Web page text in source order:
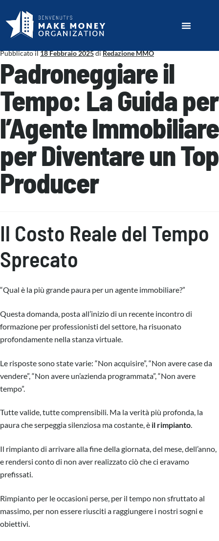
Pubblicato il18 Febbraio 2025diRedazione MMO
Padroneggiare il
Tempo: La Guida per
l’Agente Immobiliare
per Diventare un Top
Producer
Il Costo Reale del Tempo
Sprecato
“Qual è la più grande paura per un agente immobiliare?”
Questa domanda, posta all’inizio di un recente incontro di
formazione per professionisti del settore, ha risuonato
profondamente nella stanza virtuale.
Le risposte sono state varie: “Non acquisire”, “Non avere case da
vendere”, “Non avere un’azienda programmata”, “Non avere
tempo”.
Tutte valide, tutte comprensibili. Ma la verità più profonda, la
paura che serpeggia silenziosa ma costante, è il rimpianto.
Il rimpianto di arrivare alla fine della giornata, del mese, dell’anno,
e rendersi conto di non aver realizzato ciò che ci eravamo
prefissati.
Rimpianto per le occasioni perse, per il tempo non sfruttato al
massimo, per non essere riusciti a raggiungere i nostri sogni e
obiettivi.